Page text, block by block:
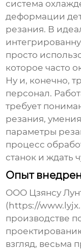
система
деформации
резания. В
просто
которое часто
Ну и, конечно,
персонал.
требует
резания,
параметры
процесс
станок и ждать
Опыт
ООО Цзянсу
(https://
производстве
взгляд, весьма